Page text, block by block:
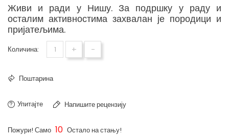
Живи и ради у Нишу. За подршку у раду и
осталим активностима захвалан је породици и
пријатељима.
Количина: + -
Поштарина
Упитајте Напишите рецензију
Пожури! Само 10 Остало на стању!